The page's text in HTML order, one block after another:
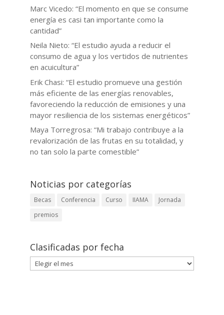
Marc Vicedo: “El momento en que se consume
energía es casi tan importante como la
cantidad”
Neila Nieto: “El estudio ayuda a reducir el
consumo de agua y los vertidos de nutrientes
en acuicultura”
Erik Chasi: “El estudio promueve una gestión
más eficiente de las energías renovables,
favoreciendo la reducción de emisiones y una
mayor resiliencia de los sistemas energéticos”
Maya Torregrosa: “Mi trabajo contribuye a la
revalorización de las frutas en su totalidad, y
no tan solo la parte comestible”
Noticias por categorías
Becas Conferencia Curso IIAMA
Jornada
premios
Clasificadas por fecha
Clasificadas
por